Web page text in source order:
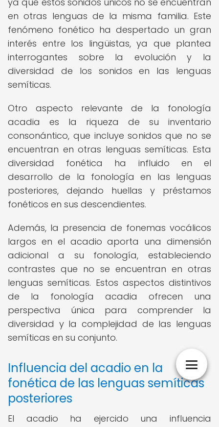
en otras lenguas de la misma familia. Este
fenómeno fonético ha despertado un gran
interés entre los lingüistas, ya que plantea
interrogantes sobre la evolución y la
diversidad de los sonidos en las lenguas
semíticas.
Otro aspecto relevante de la fonología
acadia es la riqueza de su inventario
consonántico, que incluye sonidos que no se
encuentran en otras lenguas semíticas. Esta
diversidad fonética ha influido en el
desarrollo de la fonología en las lenguas
posteriores, dejando huellas y préstamos
fonéticos en sus descendientes.
Además, la presencia de fonemas vocálicos
largos en el acadio aporta una dimensión
adicional a su fonología, estableciendo
contrastes que no se encuentran en otras
lenguas semíticas. Estos aspectos distintivos
de la fonología acadia ofrecen una
perspectiva única para comprender la
diversidad y la complejidad de las lenguas
semíticas en su conjunto.
Influencia del acadio en la
fonética de las lenguas semíticas
posteriores
El acadio ha ejercido una influencia